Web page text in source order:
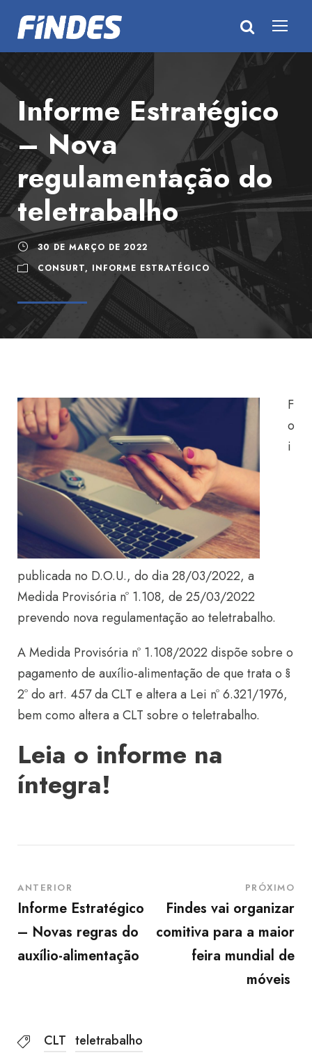
Informe Estratégico
– Nova
regulamentação do
teletrabalho
30 DE MARÇO DE 2022
CONSURT, INFORME ESTRATÉGICO
F
o
i
publicada no D.O.U., do dia 28/03/2022, a
Medida Provisória nº 1.108, de 25/03/2022
prevendo nova regulamentação ao teletrabalho.
A Medida Provisória nº 1.108/2022 dispõe sobre o
pagamento de auxílio-alimentação de que trata o §
2º do art. 457 da CLT e altera a Lei nº 6.321/1976,
bem como altera a CLT sobre o teletrabalho.
Leia o informe na
íntegra!
ANTERIOR
Informe Estratégico
– Novas regras do
auxílio-alimentação
PRÓXIMO
Findes vai organizar
comitiva para a maior
feira mundial de
móveis
CLT teletrabalho